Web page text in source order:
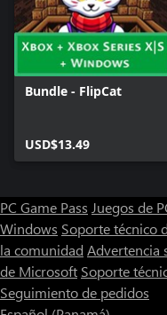
Bundle - FlipCat
USD$13.49
PC Game Pass Juegos de
Windows Soporte técnico
la comunidad Advertencia
de Microsoft Soporte
Seguimiento de pedidos